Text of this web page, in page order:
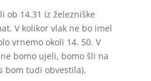
ob 14.31 iz železniške
V kolikor vlak ne bo imel
vrnemo okoli 14. 50. V
bomo ujeli, bomo šli na
bom tudi obvestila).